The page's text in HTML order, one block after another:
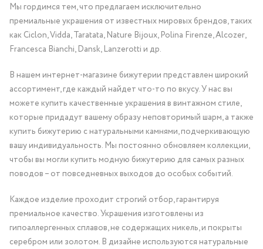
Мы гордимся тем, что предлагаем исключительно
премиальные украшения от известных мировых брендов, таких
как Ciclon, Vidda, Taratata, Nature Bijoux, Polina Firenze, Alcozer,
Francesca Bianchi, Dansk, Lanzerotti и др.
В нашем интернет-магазине бижутерии представлен широкий
ассортимент, где каждый найдет что-то по вкусу. У нас вы
можете купить качественные украшения в винтажном стиле,
которые придадут вашему образу неповторимый шарм, а также
купить бижутерию с натуральными камнями, подчеркивающую
вашу индивидуальность. Мы постоянно обновляем коллекции,
чтобы вы могли купить модную бижутерию для самых разных
поводов – от повседневных выходов до особых событий.
Каждое изделие проходит строгий отбор, гарантируя
премиальное качество. Украшения изготовлены из
гипоаллергенных сплавов, не содержащих никель, и покрыты
серебром или золотом. В дизайне используются натуральные